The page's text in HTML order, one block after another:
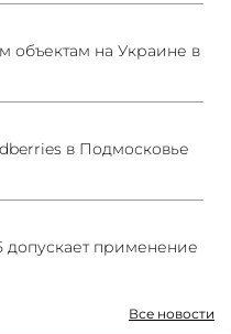
Все новости
объектам на Украине в
в Подмосковье
допускает применение